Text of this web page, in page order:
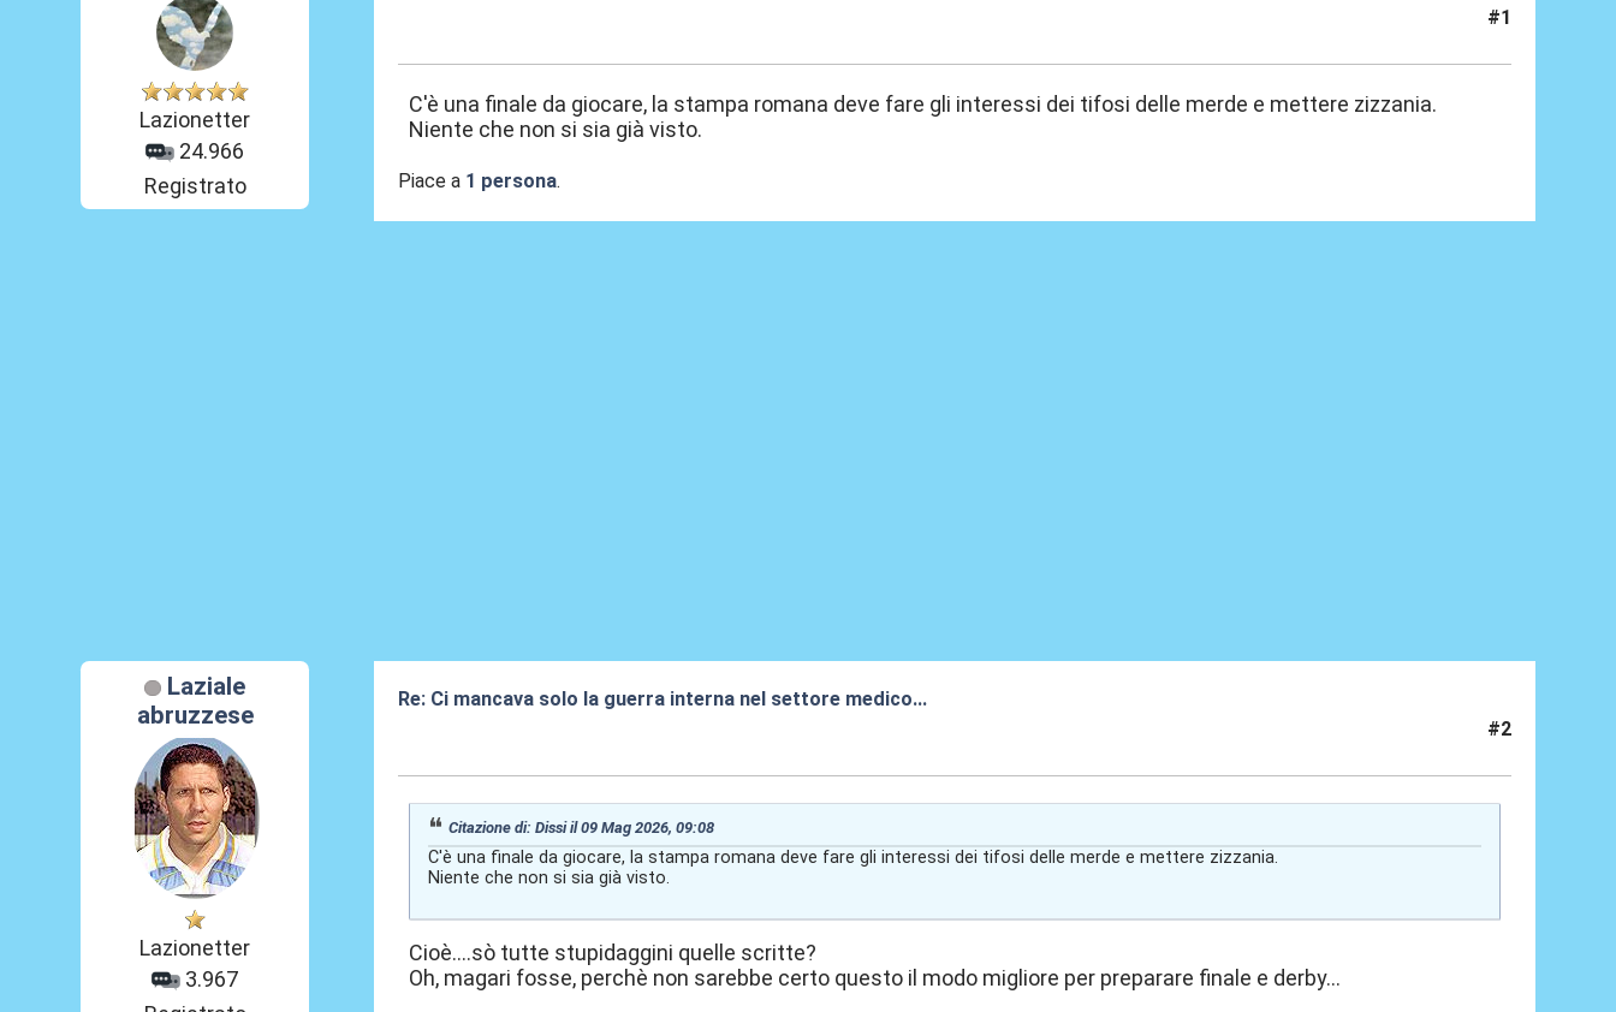
Lazionetter
24.966
Registrato
#1
C'è una finale da giocare, la stampa romana deve fare gli interessi dei tifosi delle merde e mettere zizzania.
Niente che non si sia già visto.
Piace a 1 persona.
Laziale
abruzzese
Lazionetter
3.967
Re: Ci mancava solo la guerra interna nel settore medico...
#2
Citazione di: Dissi il 09 Mag 2026, 09:08
C'è una finale da giocare, la stampa romana deve fare gli interessi dei tifosi delle merde e mettere zizzania.
Niente che non si sia già visto.
Cioè....sò tutte stupidaggini quelle scritte?
Oh, magari fosse, perchè non sarebbe certo questo il modo migliore per preparare finale e derby...